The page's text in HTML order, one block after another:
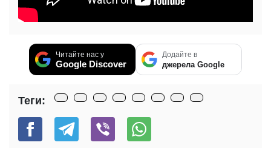
Читайте нас у
Google Discover
Додайте в
джерела Google
Теги: